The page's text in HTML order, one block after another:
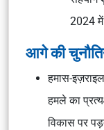
2024 में
आगे की
हमास-
हमले का
विकास पर